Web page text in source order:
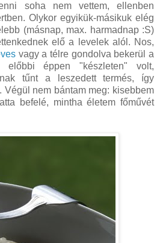
soha nem vettem, ellenben
Olykor egyikük-másikuk elég
(másnap, max. harmadnap :S)
elő a levelek alól. Nos,
vagy a télre gondolva bekerül a
előbbi éppen "készleten" volt,
tűnt a leszedett termés, így
Végül nem bántam meg: kisebbem
befelé, mintha életem főművét